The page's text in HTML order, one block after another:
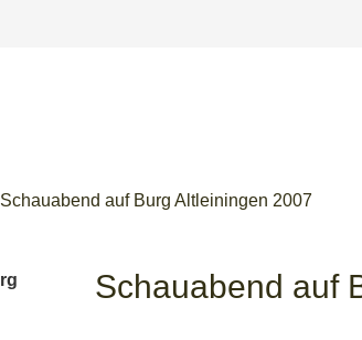
Schauabend auf Burg Altleiningen 2007
Schauabend auf